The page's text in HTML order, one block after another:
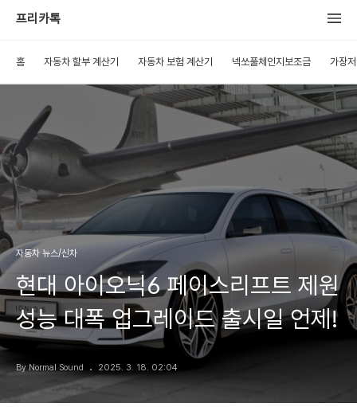
프리카톡
홈 자동차 할부 계산기 자동차 보험 계산기 넥쏘풀체인지보조금 가장
자동차 뉴스/신차
현대 아이오닉6 페이스리프트 제원
성능 대폭 업그레이드 출시일 언제!
By Normal Sound 2025. 3. 18. 02:04